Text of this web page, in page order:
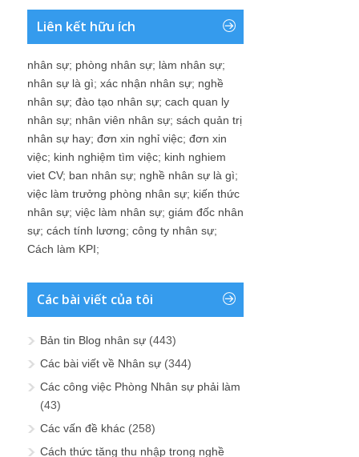
Liên kết hữu ích
nhân sự; phòng nhân sự; làm nhân sự;
nhân sự là gì; xác nhận nhân sự; nghề
nhân sự; đào tạo nhân sự; cach quan ly
nhân sự; nhân viên nhân sự; sách quản trị
nhân sự hay; đơn xin nghỉ việc; đơn xin
việc; kinh nghiệm tìm việc; kinh nghiem
viet CV; ban nhân sự; nghề nhân sự là gì;
việc làm trưởng phòng nhân sự; kiến thức
nhân sự; việc làm nhân sự; giám đốc nhân
sự; cách tính lương; công ty nhân sự;
Cách làm KPI;
Các bài viết của tôi
Bản tin Blog nhân sự (443)
Các bài viết về Nhân sự (344)
Các công việc Phòng Nhân sự phải làm
(43)
Các vấn đề khác (258)
Cách thức tăng thu nhập trong nghề